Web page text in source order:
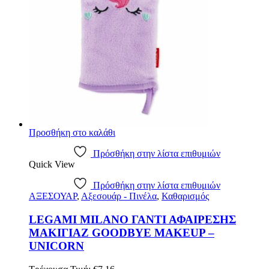
Προσθήκη στο καλάθι
Πρόσθήκη στην λίστα επιθυμιών
Quick View
Πρόσθήκη στην λίστα επιθυμιών
ΑΞΕΣΟΥΑΡ, Αξεσουάρ - Πινέλα, Καθαρισμός
LEGAMI MILANO ΓΑΝΤΙ ΑΦΑΙΡΕΣΗΣ
ΜΑΚΙΓΙΑΖ GOODBYE MAKEUP –
UNICORN